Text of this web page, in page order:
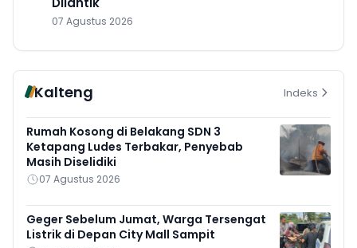
07 Agustus 2026
Kalteng Indeks
Rumah Kosong di Belakang SDN 3
Ketapang Ludes Terbakar, Penyebab
Masih Diselidiki
07 Agustus 2026
Geger Sebelum Jumat, Warga Tersengat
Listrik di Depan City Mall Sampit